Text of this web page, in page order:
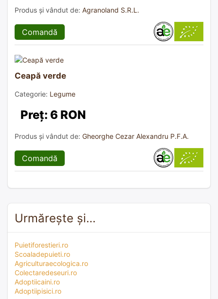
Produs și vândut de: Agranoland S.R.L.
Comandă
Ceapă verde
Categorie: Legume
Preț: 6 RON
Produs și vândut de: Gheorghe Cezar Alexandru P.F.A.
Comandă
Urmărește și…
Puietiforestieri.ro
Scoaladepuieti.ro
Agriculturaecologica.ro
Colectaredeseuri.ro
Adoptiicaini.ro
Adoptiipisici.ro